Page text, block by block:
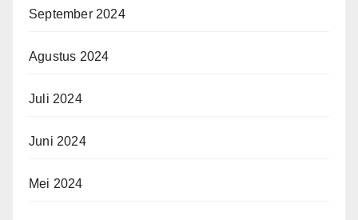
September 2024
Agustus 2024
Juli 2024
Juni 2024
Mei 2024